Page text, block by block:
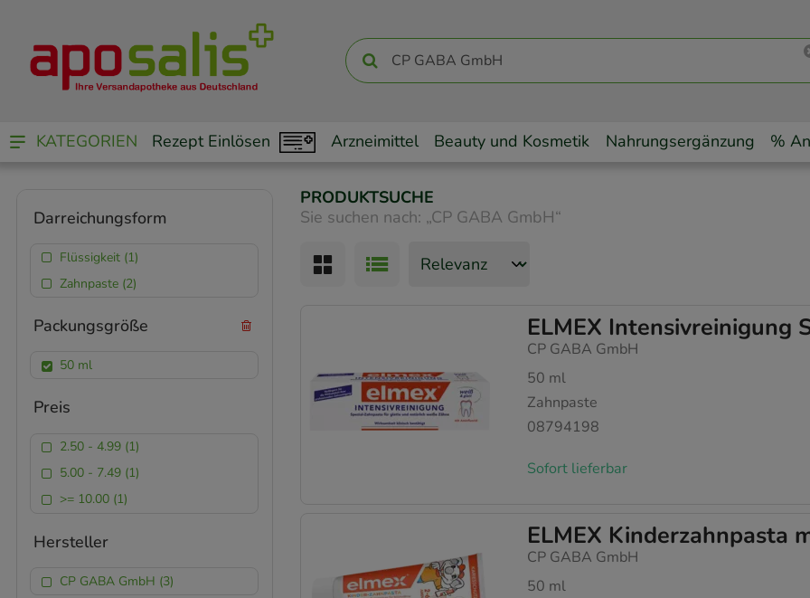
KATEGORIEN Rezept Einlösen Arzneimittel Beauty und Kosmetik Nahrungsergänzung %
PRODUKTSUCHE
Sie suchen nach: „CP GABA GmbH“
ELMEX Intensivreinigung
CP GABA GmbH
50 ml
Zahnpaste
08794198
Sofort lieferbar
ELMEX Kinderzahnpasta
CP GABA GmbH
50 ml
Darreichungsform
Flüssigkeit (1)
Zahnpaste (2)
Packungsgröße
50 ml
Preis
2.50 - 4.99 (1)
5.00 - 7.49 (1)
>= 10.00 (1)
Hersteller
CP GABA GmbH (3)